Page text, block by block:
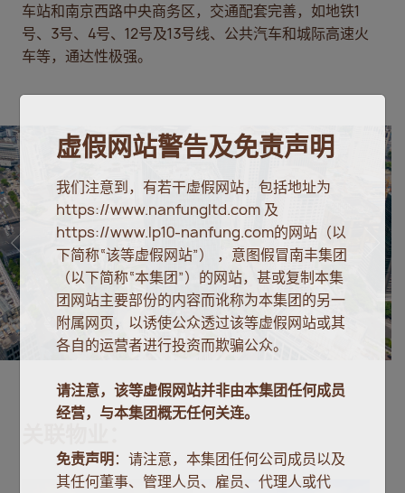
车站和南京西路中央商务区，交通配套完善，如地铁1
号、3号、4号、12号及13号线、公共汽车和城际高速火
车等，通达性极强。
虚假网站警告及免责声明
我们注意到，有若干虚假网站，包括地址为
https://www.nanfungltd.com 及
https://www.lp10-nanfung.com的网站（以
下简称“该等虚假网站”） ，意图假冒南丰集团
（以下简称“本集团”）的网站，甚或复制本集
团网站主要部份的内容而讹称为本集团的另一
附属网页，以诱使公众透过该等虚假网站或其
各自的运营者进行投资而欺骗公众。
请注意，该等虚假网站并非由本集团任何成员
经营，与本集团概无任何关连。
免责声明：请注意，本集团任何公司成员以及
其任何董事、管理人员、雇员、代理人或代